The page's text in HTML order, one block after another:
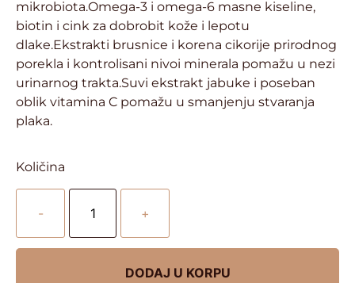
mikrobiota.Omega-3 i omega-6 masne kiseline,
biotin i cink za dobrobit kože i lepotu
dlake.Ekstrakti brusnice i korena cikorije prirodnog
porekla i kontrolisani nivoi minerala pomažu u nezi
urinarnog trakta.Suvi ekstrakt jabuke i poseban
oblik vitamina C pomažu u smanjenju stvaranja
plaka.
Količina
- +
DODAJ U KORPU